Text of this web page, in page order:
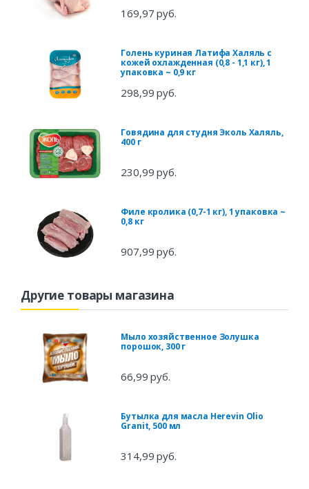
169,97 руб.
Голень куриная Латифа Халяль с
кожей охлажденная (0,8 - 1,1 кг), 1
упаковка ~ 0,9 кг
298,99 руб.
Говядина для студня Эколь Халяль,
400 г
230,99 руб.
Филе кролика (0,7-1 кг), 1 упаковка ~
0,8 кг
907,99 руб.
Другие товары магазина
Мыло хозяйственное Золушка
порошок, 300 г
66,99 руб.
Бутылка для масла Herevin Olio
Granit, 500 мл
314,99 руб.